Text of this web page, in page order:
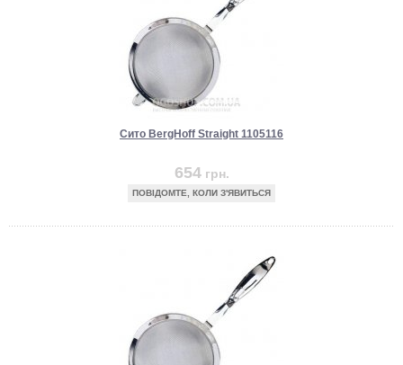
Сито BergHoff Straight 1105116
654 грн.
ПОВІДОМТЕ, КОЛИ З'ЯВИТЬСЯ